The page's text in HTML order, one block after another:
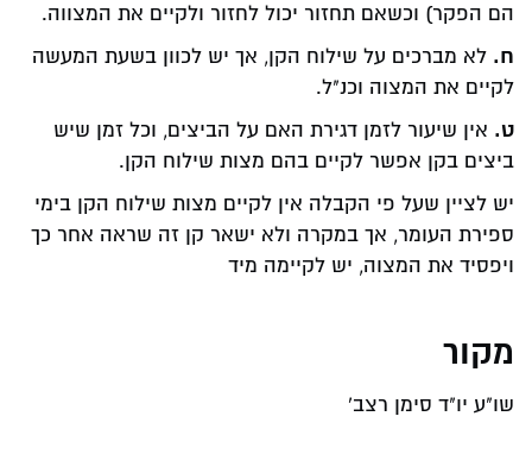
הם הפקר) וכשאם תחזור יכול לחזור ולקיים את המצווה.
ח. לא מברכים על שילוח הקן, אך יש לכוון בשעת המעשה
לקיים את המצוה וכנ"ל.
ט. אין שיעור לזמן דגירת האם על הביצים, וכל זמן שיש
ביצים בקן אפשר לקיים בהם מצות שילוח הקן.
יש לציין שעל פי הקבלה אין לקיים מצות שילוח הקן בימי
ספירת העומר, אך במקרה ולא ישאר קן זה שראה אחר כך
ויפסיד את המצוה, יש לקיימה מיד
מקור
שו"ע יו"ד סימן רצב'